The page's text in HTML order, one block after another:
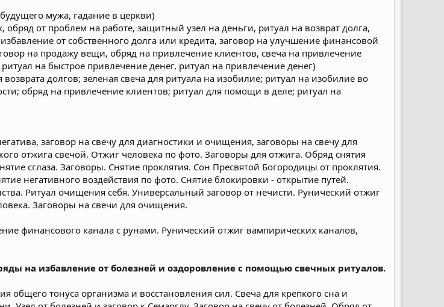
мужа, гадание в церкви)
от проблем на работе, защитный узел на деньги, ритуал на возврат долга,
от собственного долга или кредита, заговор на улучшение финансовой
на продажу вещи, обряд на привлечение клиентов, свеча на привлечение
на быстрое привлечение денег, ритуал на привлечение денег)
долгов; зеленая свеча для ритуала на изобилие; ритуал на изобилие во
обряд на привлечение клиентов; ритуал для помощи в деле; ритуал на
заговор на свечу для диагностики и очищения, заговоры на свечу для
отжига свечой. Отжиг человека по фото. Заговоры для отжига. Обряд снятия
сглаза. Заговоры. Снятие проклятия. Сон Пресвятой Богородицы от проклятия.
негативного воздействия по фото. Снятие блокировки - открытие путей.
Ритуал очищения себя. Универсальный заговор от нечисти. Рунический отжиг
Заговоры на свечи для очищения.
финансового канала с рунами. Рунический отжиг вампирических каналов,
на избавление от болезней и оздоровление с помощью свечных ритуалов.
общего тонуса организма и восстановления сил. Свеча для крепкого сна и